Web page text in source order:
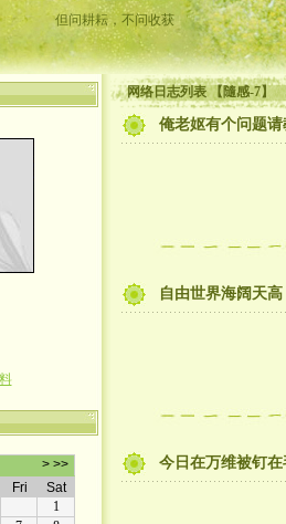
但问耕耘，不问收获
网络日志列表 【隨感-7】
俺老妪有个问题
自由世界海阔天
今日在万维被钉